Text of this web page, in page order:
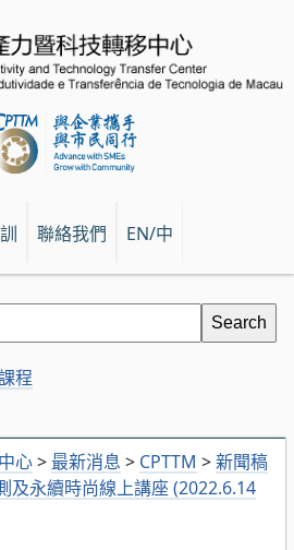
聯絡我們 EN/中
心> 最新消息 > CPTTM >新聞稿
及永續時尚線上講座 (2022.6.14
程